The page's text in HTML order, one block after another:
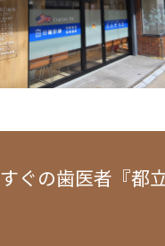
ぐの歯医者『都